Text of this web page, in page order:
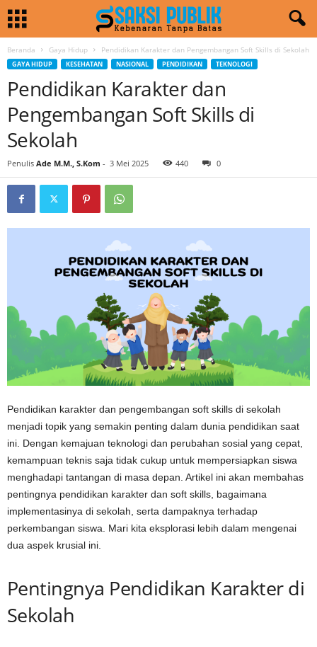
Beranda Gaya Hidup Pendidikan Karakter dan Pengembangan Soft Skills di Sekolah
GAYA HIDUP KESEHATAN NASIONAL PENDIDIKAN TEKNOLOGI
Pendidikan Karakter dan
Pengembangan Soft Skills di
Sekolah
Penulis Ade M.M., S.Kom - 3 Mei 2025 440 0
Pendidikan karakter dan pengembangan soft skills di sekolah
menjadi topik yang semakin penting dalam dunia pendidikan saat
ini. Dengan kemajuan teknologi dan perubahan sosial yang cepat,
kemampuan teknis saja tidak cukup untuk mempersiapkan siswa
menghadapi tantangan di masa depan. Artikel ini akan membahas
pentingnya pendidikan karakter dan soft skills, bagaimana
implementasinya di sekolah, serta dampaknya terhadap
perkembangan siswa. Mari kita eksplorasi lebih dalam mengenai
dua aspek krusial ini.
Pentingnya Pendidikan Karakter di
Sekolah